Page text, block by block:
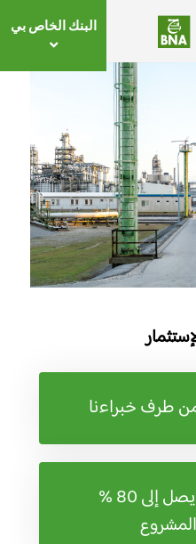
البنك الخاص بي
طرف خبراءنا
80 %